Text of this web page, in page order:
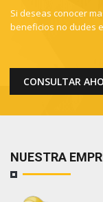
Si deseas conocer
beneficios no dudes
CONSULTAR
NUESTRA